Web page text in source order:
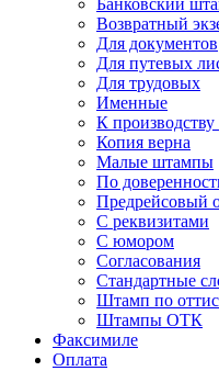
Банковский
Возвратный
Для документов
Для путевых
Для трудовых
Именные
К производству
Копия верна
Малые штампы
По
Предрейсовый
С реквизитами
С юмором
Согласования
Стандартные
Штамп по
Штампы ОТК
Факсимиле
Оплата